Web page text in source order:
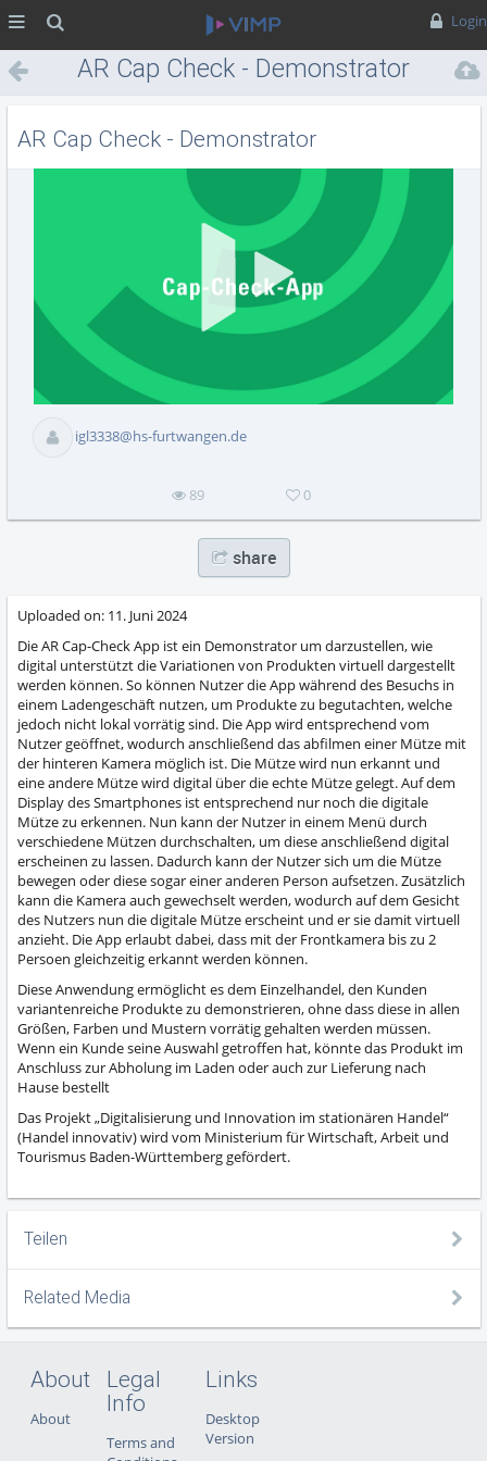
Login
AR Cap Check - Demonstrator
AR Cap Check - Demonstrator
igl3338@hs-furtwangen.de
89 0
share
Uploaded on: 11. Juni 2024
Die AR Cap-Check App ist ein Demonstrator um darzustellen, wie
digital unterstützt die Variationen von Produkten virtuell dargestellt
werden können. So können Nutzer die App während des Besuchs in
einem Ladengeschäft nutzen, um Produkte zu begutachten, welche
jedoch nicht lokal vorrätig sind. Die App wird entsprechend vom
Nutzer geöffnet, wodurch anschließend das abfilmen einer Mütze mit
der hinteren Kamera möglich ist. Die Mütze wird nun erkannt und
eine andere Mütze wird digital über die echte Mütze gelegt. Auf dem
Display des Smartphones ist entsprechend nur noch die digitale
Mütze zu erkennen. Nun kann der Nutzer in einem Menü durch
verschiedene Mützen durchschalten, um diese anschließend digital
erscheinen zu lassen. Dadurch kann der Nutzer sich um die Mütze
bewegen oder diese sogar einer anderen Person aufsetzen. Zusätzlich
kann die Kamera auch gewechselt werden, wodurch auf dem Gesicht
des Nutzers nun die digitale Mütze erscheint und er sie damit virtuell
anzieht. Die App erlaubt dabei, dass mit der Frontkamera bis zu 2
Persoen gleichzeitig erkannt werden können.
Diese Anwendung ermöglicht es dem Einzelhandel, den Kunden
variantenreiche Produkte zu demonstrieren, ohne dass diese in allen
Größen, Farben und Mustern vorrätig gehalten werden müssen.
Wenn ein Kunde seine Auswahl getroffen hat, könnte das Produkt im
Anschluss zur Abholung im Laden oder auch zur Lieferung nach
Hause bestellt
Das Projekt „Digitalisierung und Innovation im stationären Handel“
(Handel innovativ) wird vom Ministerium für Wirtschaft, Arbeit und
Tourismus Baden-Württemberg gefördert.
Teilen
Related Media
About
About
Legal
Info
Terms and
Links
Desktop
Version